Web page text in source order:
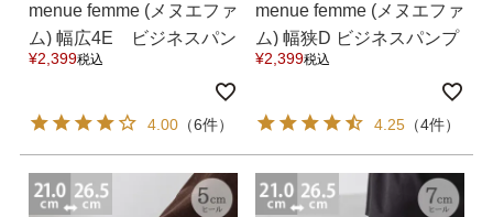
menue femme (メヌエファ
ム) 幅広4E ビジネスパン
プス 送料無料
¥2,399税込
4.00（6件）
menue femme (メヌエファ
ム) 幅狭D ビジネスパンプ
ス 送料無料
¥2,399税込
4.25 （4件）